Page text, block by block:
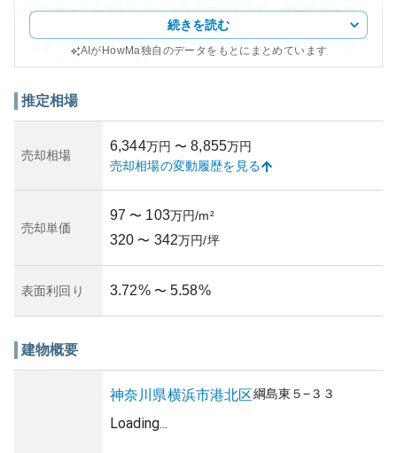
いた暮らしを望む人々に人気のエリアです。綱島駅からの
アクセスも良好で、通勤や通学に便利な場所に立地してい
ます。マンションの外観は現代的なデザインが施されてお
的な価値を支え、地域全体の地価上昇傾向も資産形成に寄
体制が良好であれば、将来的な修繕積立金の適切な運用が
保証され、所有リスクの軽減にもつながるでしょう。
坂が少ないために特に移動しやすいエリアとの評価もあ
し、購入を検討する際には周辺デベロップメントの動向
や、耐震基準の適合性も併せて確認することが重要です。
続きを読む
AIがHowMa独自のデータをもとにまとめています
推定相場
売却相場
6,344万円 〜 8,855万円
売却相場の変動履歴を見る
売却単価
97 〜 103万円/m²
320 〜 342万円/坪
表面利回り 3.72% 〜 5.58%
建物概要
神奈川県横浜市港北区綱島東 ５−３３
Loading...